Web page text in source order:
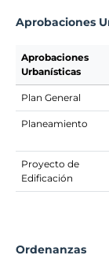
Aprobaciones
Aprobaciones
Urbanísticas
Plan General
Planeamiento
Proyecto de
Edificación
Ordenanzas